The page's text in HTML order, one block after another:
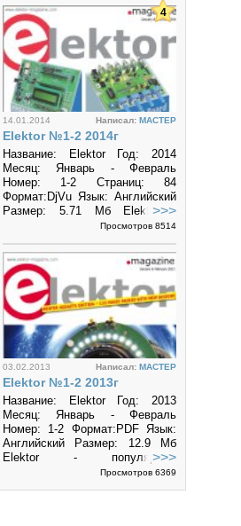
14.01.2014 Написал: MACTEP
Elektor №1-2 2014г
Название: Elektor Год: 2014
Месяц: Январь - Февраль
Номер: 1-2 Страниц: 84
Формат:DjVu Язык: Английский
Размер: 5.71 Mб Elektor -
популярный зарубежный
>>>
Просмотров 8514
4
03.02.2013 Написал: MACTEP
Elektor №1-2 2013г
Название: Elektor Год: 2013
Месяц: Январь - Февраль
Номер: 1-2 Формат:PDF Язык:
Английский Размер: 12.9 Mб
Elektor - популярный
зарубежный журнал по
>>>
Просмотров 6369